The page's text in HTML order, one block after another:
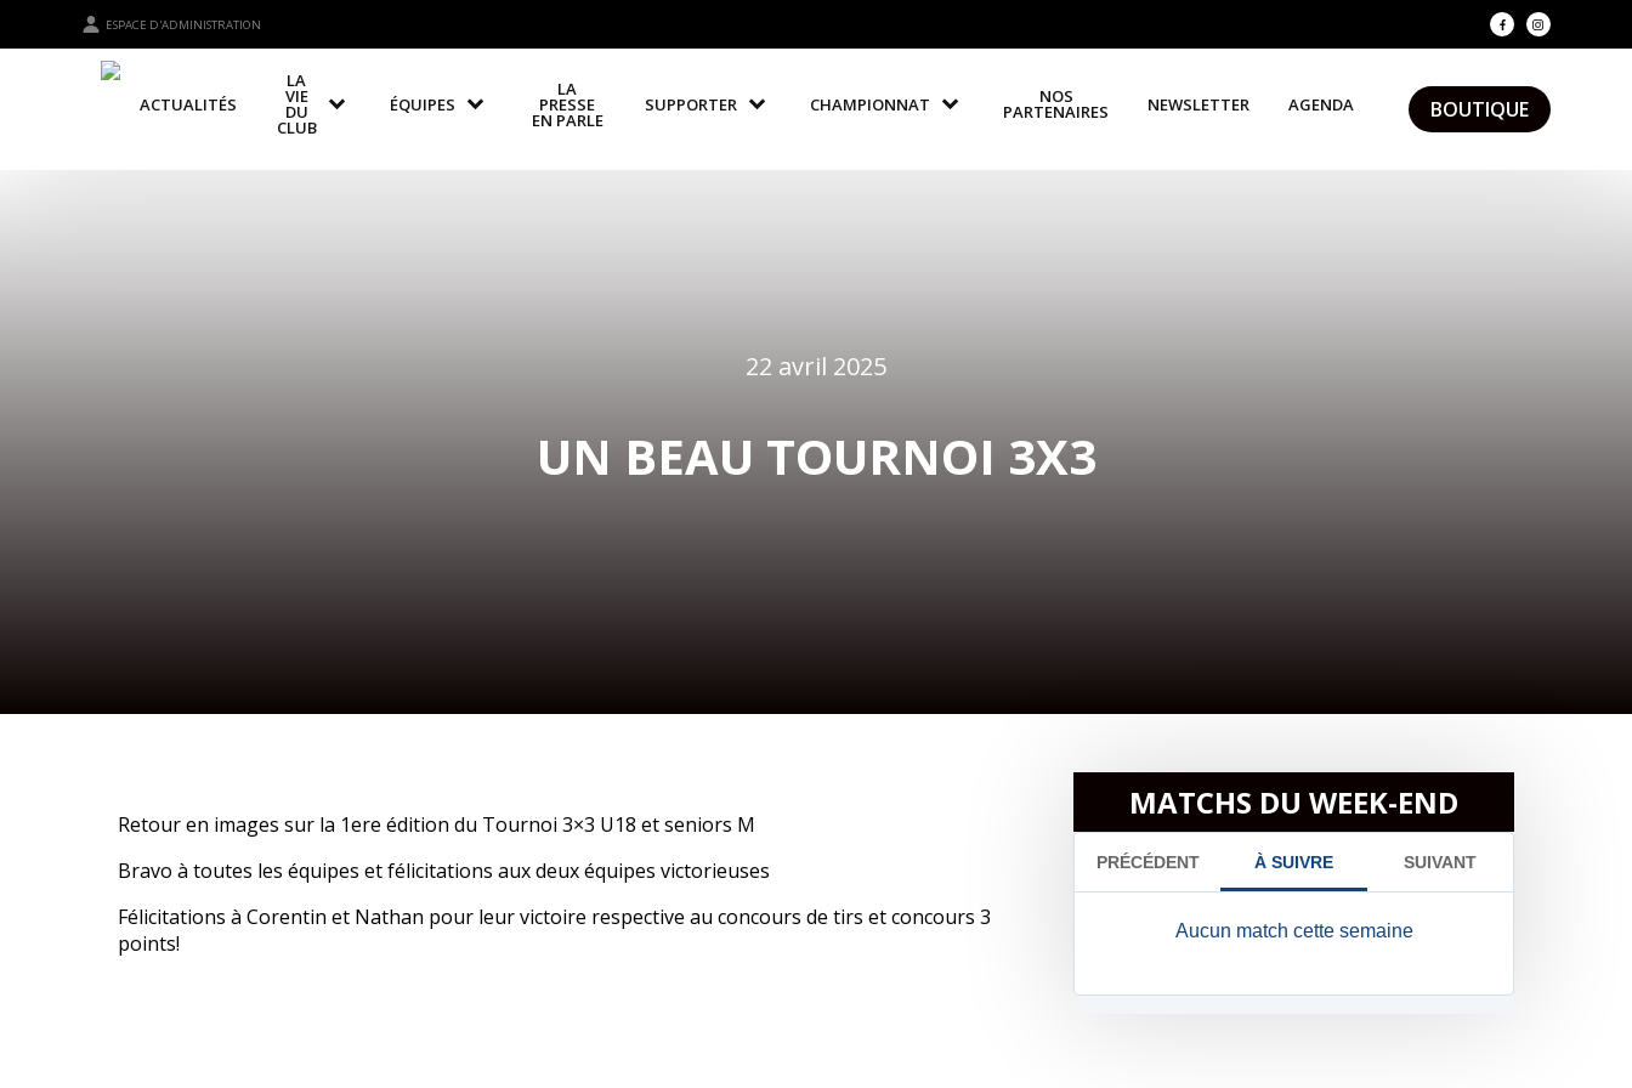
ESPACE D'ADMINISTRATION
ACTUALITÉS
LA
VIE
DU
CLUB
ÉQUIPES
LA
PRESSE
EN PARLE
SUPPORTER CHAMPIONNAT NOS
PARTENAIRES NEWSLETTER AGENDA BOUTIQUE
22 avril 2025
UN BEAU TOURNOI 3X3
Retour en images sur la 1ere édition du Tournoi 3×3 U18 et seniors M
Bravo à toutes les équipes et félicitations aux deux équipes victorieuses
Félicitations à Corentin et Nathan pour leur victoire respective au concours de tirs et concours 3
points!
MATCHS DU WEEK-END